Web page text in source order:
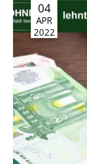
04
APR
2022